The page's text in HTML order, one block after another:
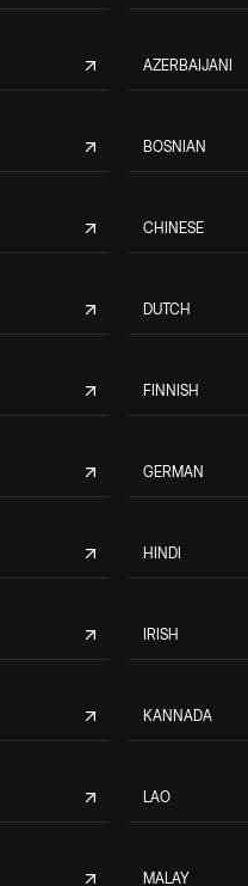
AZERBAIJANI
BOSNIAN
CHINESE
DUTCH
FINNISH
GERMAN
HINDI
IRISH
KANNADA
LAO
MALAY